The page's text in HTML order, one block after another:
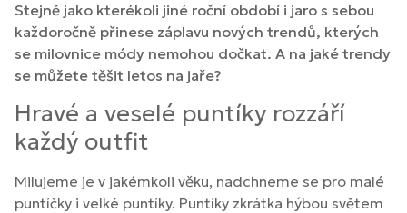
Stejně jako kterékoli jiné roční období i jaro s sebou
každoročně přinese záplavu nových trendů, kterých
se milovnice módy nemohou dočkat. A na jaké trendy
se můžete těšit letos na jaře?
Hravé a veselé puntíky rozzáří
každý outfit
Milujeme je v jakémkoli věku, nadchneme se pro malé
puntíčky i velké puntíky. Puntíky zkrátka hýbou světem